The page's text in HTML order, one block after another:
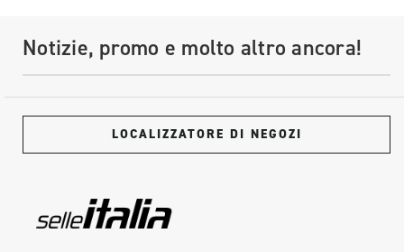
Notizie, promo e molto altro ancora!
LOCALIZZATORE DI NEGOZI